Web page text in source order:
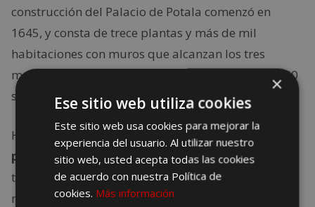
construcción del Palacio de Potala comenzó en
1645, y consta de trece plantas y más de mil
habitaciones con muros que alcanzan los tres
metros de espesor. En su interior cuenta con 10,000
santuarios y aproximadamente 200,000 estatuas
Históricamente, el Palacio Potala fue laresidencia
principal del Dalai Lama,aunque en 1959 ésta se
trasladó a la India. Hoy el Palacio Potala es un
museo que contiene decenas de miles de diversas
×
Ese sitio web utiliza cookies
Este sitio web usa cookies para mejorar la
experiencia del usuario. Al utilizar nuestro
sitio web, usted acepta todas las cookies
de acuerdo con nuestra Política de
cookies. Más información